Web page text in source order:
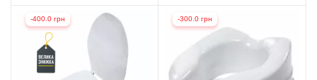
-400.0 грн -300.0 грн